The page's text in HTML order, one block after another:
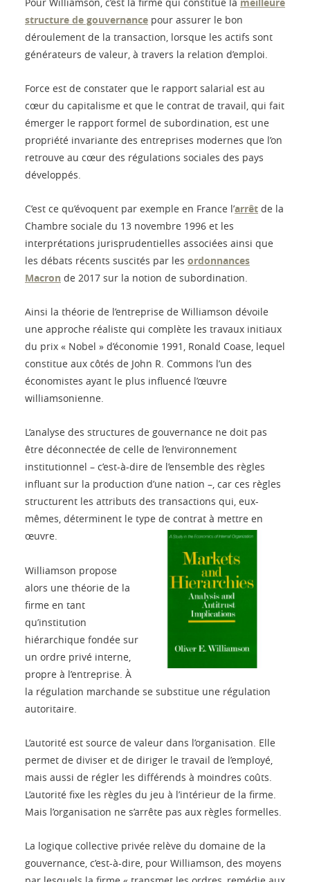
Pour Williamson, c’est la firme qui constitue la meilleure
structure de gouvernance pour assurer le bon
déroulement de la transaction, lorsque les actifs sont
générateurs de valeur, à travers la relation d’emploi.
Force est de constater que le rapport salarial est au
cœur du capitalisme et que le contrat de travail, qui fait
émerger le rapport formel de subordination, est une
propriété invariante des entreprises modernes que l’on
retrouve au cœur des régulations sociales des pays
développés.
C’est ce qu’évoquent par exemple en France l’arrêt de la
Chambre sociale du 13 novembre 1996 et les
interprétations jurisprudentielles associées ainsi que
les débats récents suscités par les ordonnances
Macron de 2017 sur la notion de subordination.
Ainsi la théorie de l’entreprise de Williamson dévoile
une approche réaliste qui complète les travaux initiaux
du prix « Nobel » d’économie 1991, Ronald Coase, lequel
constitue aux côtés de John R. Commons l’un des
économistes ayant le plus influencé l’œuvre
williamsonienne.
L’analyse des structures de gouvernance ne doit pas
être déconnectée de celle de l’environnement
institutionnel – c’est-à-dire de l’ensemble des règles
influant sur la production d’une nation –, car ces règles
structurent les attributs des transactions qui, eux-
mêmes, déterminent le type de contrat à mettre en
œuvre.
Williamson propose
alors une théorie de la
firme en tant
qu’institution
hiérarchique fondée sur
un ordre privé interne,
propre à l’entreprise. À
la régulation marchande se substitue une régulation
autoritaire.
L’autorité est source de valeur dans l’organisation. Elle
permet de diviser et de diriger le travail de l’employé,
mais aussi de régler les différends à moindres coûts.
L’autorité fixe les règles du jeu à l’intérieur de la firme.
Mais l’organisation ne s’arrête pas aux règles formelles.
La logique collective privée relève du domaine de la
gouvernance, c’est-à-dire, pour Williamson, des moyens